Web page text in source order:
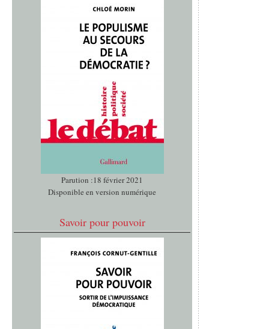
Parution :18 février 2021
Disponible en version numérique
Savoir pour pouvoir